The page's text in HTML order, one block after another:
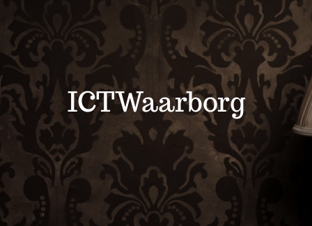
Helpdesk
Servicepunten
Webwinkel
ICTWaarborg